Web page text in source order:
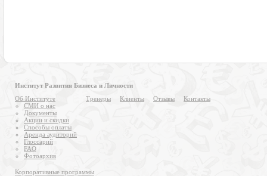
Институт Развития Бизнеса и Личности
Об Институте
СМИ о нас
Документы
Акции и скидки
Способы оплаты
Аренда аудиторий
Глоссарий
FAQ
Фотоархив
Тренеры Клиенты Отзывы Контакты
Корпоративные программы